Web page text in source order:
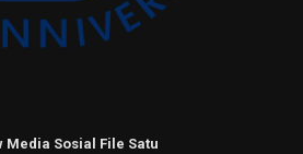
Media Sosial File Satu